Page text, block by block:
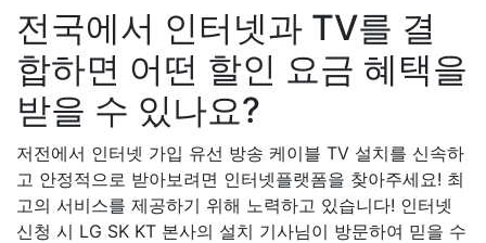
전국에서 인터넷과 TV를 결
합하면 어떤 할인 요금 혜택을
받을 수 있나요?
저전에서 인터넷 가입 유선 방송 케이블 TV 설치를 신속하
고 안정적으로 받아보려면 인터넷플랫폼을 찾아주세요! 최
고의 서비스를 제공하기 위해 노력하고 있습니다! 인터넷
신청 시 LG SK KT 본사의 설치 기사님이 방문하여 믿을 수